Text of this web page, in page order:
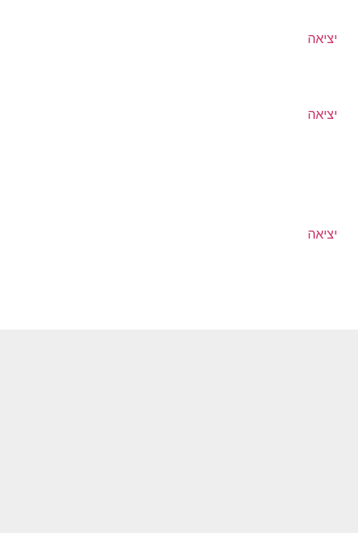
יציאה
יציאה
יציאה